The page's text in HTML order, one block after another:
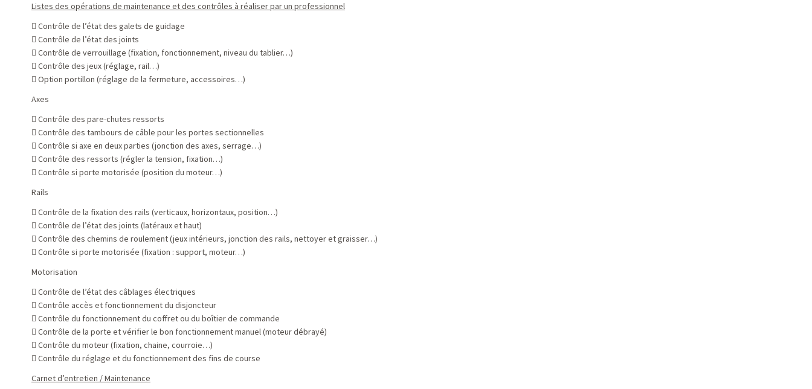
Listes des opérations de maintenance et des contrôles à réaliser par un professionnel
 Contrôle de l’état des galets de guidage
 Contrôle de l’état des joints
 Contrôle de verrouillage (fixation, fonctionnement, niveau du tablier…)
 Contrôle des jeux (réglage, rail…)
 Option portillon (réglage de la fermeture, accessoires…)
Axes
 Contrôle des pare-chutes ressorts
 Contrôle des tambours de câble pour les portes sectionnelles
 Contrôle si axe en deux parties (jonction des axes, serrage…)
 Contrôle des ressorts (régler la tension, fixation…)
 Contrôle si porte motorisée (position du moteur…)
Rails
 Contrôle de la fixation des rails (verticaux, horizontaux, position…)
 Contrôle de l’état des joints (latéraux et haut)
 Contrôle des chemins de roulement (jeux intérieurs, jonction des rails, nettoyer et graisser…)
 Contrôle si porte motorisée (fixation : support, moteur…)
Motorisation
 Contrôle de l’état des câblages électriques
 Contrôle accès et fonctionnement du disjoncteur
 Contrôle du fonctionnement du coffret ou du boîtier de commande
 Contrôle de la porte et vérifier le bon fonctionnement manuel (moteur débrayé)
 Contrôle du moteur (fixation, chaine, courroie…)
 Contrôle du réglage et du fonctionnement des fins de course
Carnet d’entretien / Maintenance